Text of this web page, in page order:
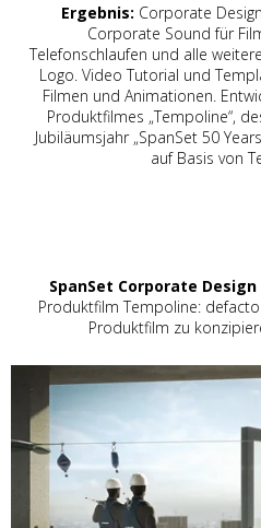
Ergebnis: Corporate
Corporate Sound für
Telefonschlaufen und alle
Logo. Video Tutorial und
Filmen und Animationen.
Produktfilmes „Tempoline“,
Jubiläumsjahr „SpanSet 50
auf Basis von
SpanSet Corporate
Produktfilm Tempoline:
Produktfilm zu